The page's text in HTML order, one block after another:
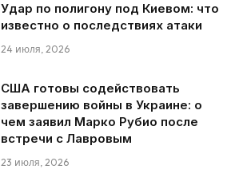
Удар по полигону под Киевом: что
известно о последствиях атаки
24 июля, 2026
США готовы содействовать
завершению войны в Украине: о
чем заявил Марко Рубио после
встречи с Лавровым
23 июля, 2026